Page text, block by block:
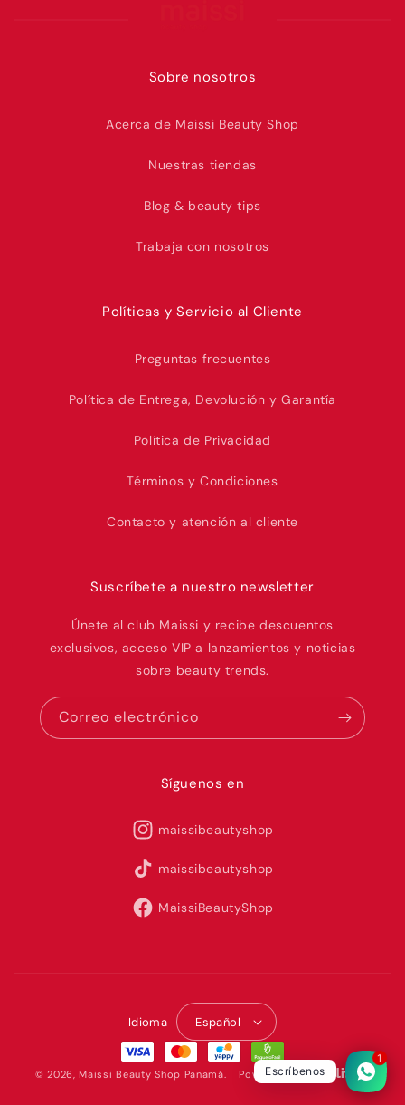
Sobre nosotros
Acerca de Maissi Beauty Shop
Nuestras tiendas
Blog & beauty tips
Trabaja con nosotros
Políticas y Servicio al Cliente
Preguntas frecuentes
Política de Entrega, Devolución y Garantía
Política de Privacidad
Términos y Condiciones
Contacto y atención al cliente
Suscríbete a nuestro newsletter
Únete al club Maissi y recibe descuentos
exclusivos, acceso VIP a lanzamientos y noticias
sobre beauty trends.
Correo electrónico
Síguenos en
maissibeautyshop
maissibeautyshop
MaissiBeautyShop
© 2026,Maissi Beauty Shop Panamá. Powered by
Idioma Español
Escríbenos
1